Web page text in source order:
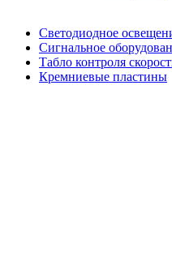
Светодиодное
Сигнальное
Табло контроля
Кремниевые пластины